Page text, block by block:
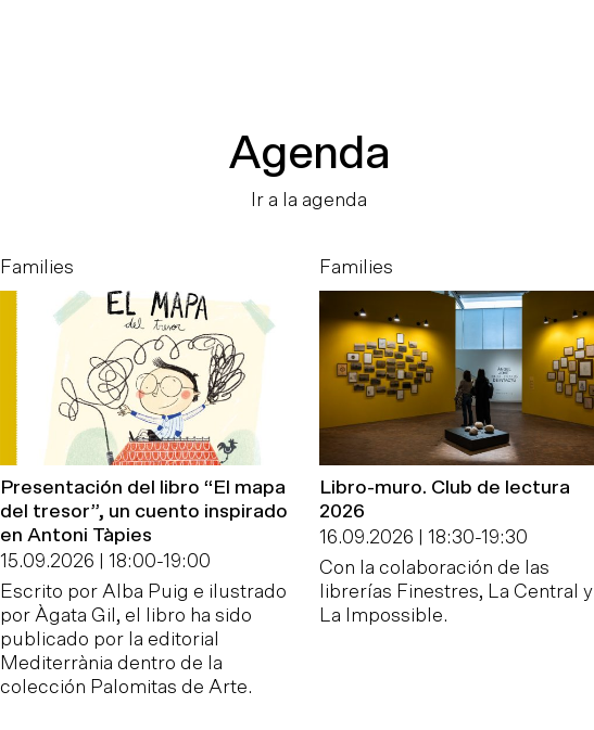
Agenda
Ir a la agenda
Families
Presentación del libro “El mapa
del tresor”, un cuento inspirado
en Antoni Tàpies
15.09.2026 | 18:00-19:00
Escrito por Alba Puig e ilustrado
por Àgata Gil, el libro ha sido
publicado por la editorial
Mediterrània dentro de la
colección Palomitas de Arte.
Families
Libro-muro. Club de lectura
2026
16.09.2026 | 18:30-19:30
Con la colaboración de las
librerías Finestres, La Central y
La Impossible.